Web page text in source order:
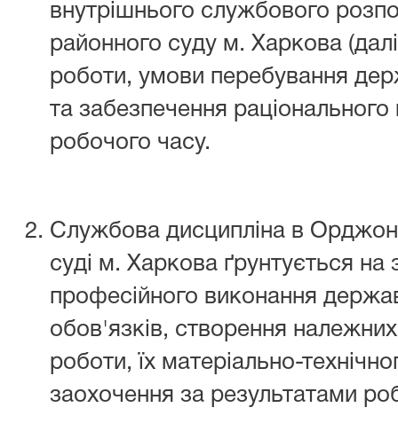
внутрішнього службового
районного суду м. Харкова
роботи, умови перебування
та забезпечення
робочого часу.
Службова дисципліна в
суді м. Харкова ґрунтується на
професійного виконання
обов'язків, створення
роботи, їх матеріально-
заохочення за результатами